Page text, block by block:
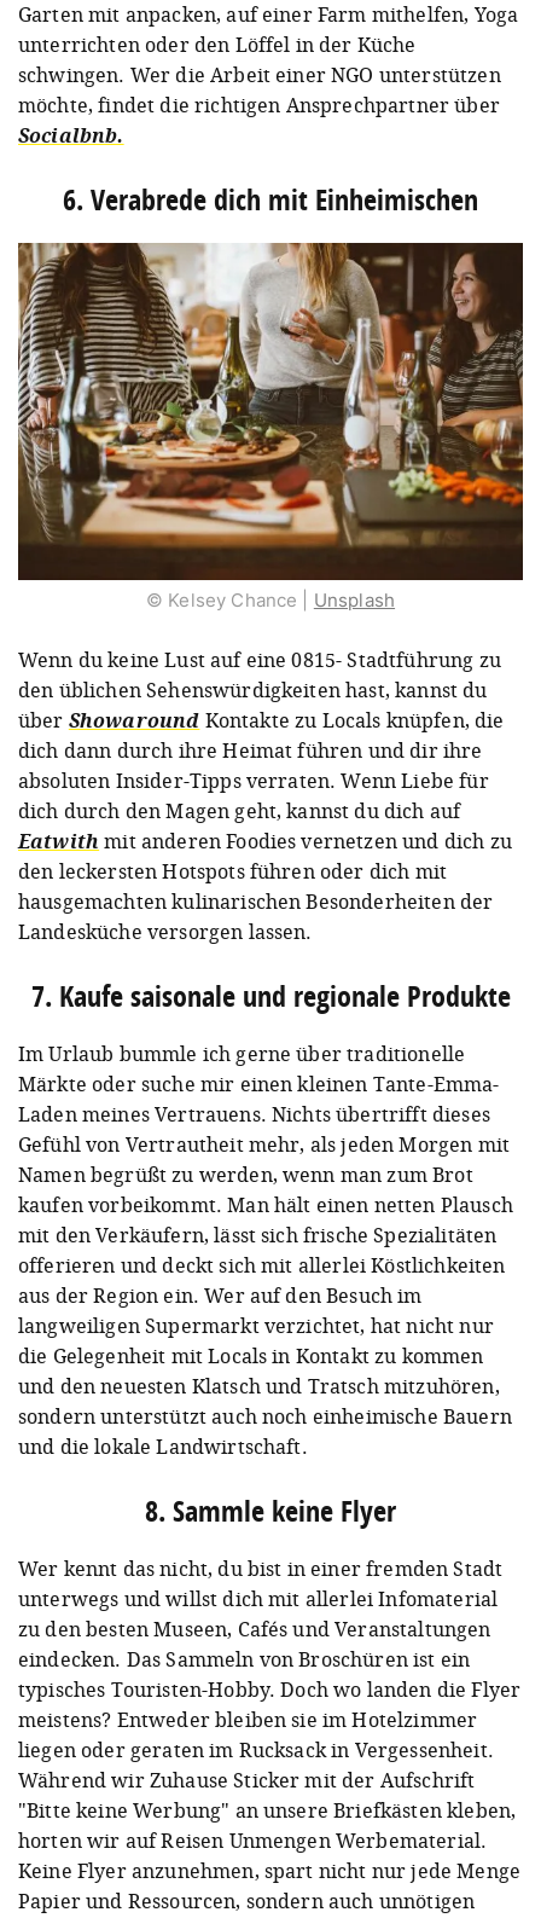
Garten mit anpacken, auf einer Farm mithelfen, Yoga
unterrichten oder den Löffel in der Küche
schwingen. Wer die Arbeit einer NGO unterstützen
möchte, findet die richtigen Ansprechpartner über
Socialbnb.
6. Verabrede dich mit Einheimischen
© Kelsey Chance | Unsplash
Wenn du keine Lust auf eine 0815- Stadtführung zu
den üblichen Sehenswürdigkeiten hast, kannst du
über Showaround Kontakte zu Locals knüpfen, die
dich dann durch ihre Heimat führen und dir ihre
absoluten Insider-Tipps verraten. Wenn Liebe für
dich durch den Magen geht, kannst du dich auf
Eatwith mit anderen Foodies vernetzen und dich zu
den leckersten Hotspots führen oder dich mit
hausgemachten kulinarischen Besonderheiten der
Landesküche versorgen lassen.
7. Kaufe saisonale und regionale Produkte
Im Urlaub bummle ich gerne über traditionelle
Märkte oder suche mir einen kleinen Tante-Emma-
Laden meines Vertrauens. Nichts übertrifft dieses
Gefühl von Vertrautheit mehr, als jeden Morgen mit
Namen begrüßt zu werden, wenn man zum Brot
kaufen vorbeikommt. Man hält einen netten Plausch
mit den Verkäufern, lässt sich frische Spezialitäten
offerieren und deckt sich mit allerlei Köstlichkeiten
aus der Region ein. Wer auf den Besuch im
langweiligen Supermarkt verzichtet, hat nicht nur
die Gelegenheit mit Locals in Kontakt zu kommen
und den neuesten Klatsch und Tratsch mitzuhören,
sondern unterstützt auch noch einheimische Bauern
und die lokale Landwirtschaft.
8. Sammle keine Flyer
Wer kennt das nicht, du bist in einer fremden Stadt
unterwegs und willst dich mit allerlei Infomaterial
zu den besten Museen, Cafés und Veranstaltungen
eindecken. Das Sammeln von Broschüren ist ein
typisches Touristen-Hobby. Doch wo landen die Flyer
meistens? Entweder bleiben sie im Hotelzimmer
liegen oder geraten im Rucksack in Vergessenheit.
Während wir Zuhause Sticker mit der Aufschrift
"Bitte keine Werbung" an unsere Briefkästen kleben,
horten wir auf Reisen Unmengen Werbematerial.
Keine Flyer anzunehmen, spart nicht nur jede Menge
Papier und Ressourcen, sondern auch unnötigen